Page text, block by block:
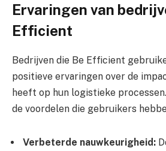
Ervaringen van
Efficient
Bedrijven die Be Efficient
positieve ervaringen over de
heeft op hun logistieke
de voordelen die gebruikers
Verbeterde nauwkeurigheid: